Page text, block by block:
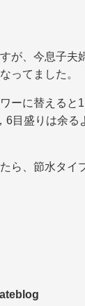
が、今息子夫
ってました。
ーに替えると
6目盛りは余る
ら、節水タイ